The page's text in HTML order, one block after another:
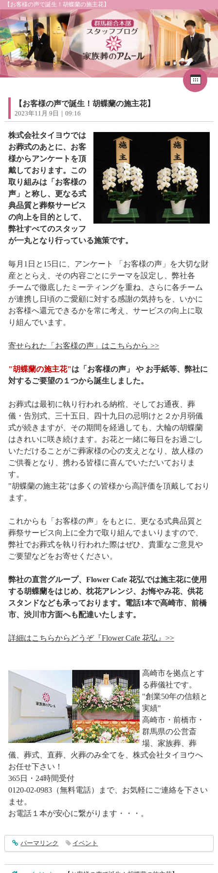
【お客様の声で誕生！胡蝶蘭の施主花】
1
3 4 5 6
9
10 11
16
17 18 19 20 21
22
23
24 25 26 27 28
29
30
31
【お客様の声で誕生！胡蝶蘭の施主花】
2023年11月 9日｜09:16
株式会社タイヨウでは
お葬式のあとに、お客
様からアンケートを頂
戴しております。この
取り組みは「お客様の
声」と称し、更なる式
典品質と葬祭サービス
の向上を目的として、
弊社すべてのスタッフ
が一丸となり行っている施策です。
毎月1日と15日に、アンケート 「お客様の声」を大切な財
産ととらえ、その内容ごとにテーマを設定し、弊社各
チームで徹底したミーティングを重ね、さらに各チーム
が連携し日頃のご愛顧に対する感謝の気持ちを、いかに
お客様へ還元できるかを常に考え、サービスの向上に取
り組んでいます。
寄せられた「お客様の声」はこちらから >>
"胡蝶蘭の施主花"は「お客様の声」 や お手紙等、弊社に
対するご要望の１つから誕生しました。
お葬式は最初に執り行われる納棺、そしてお通夜、葬
儀・告別式、三十五日、四十九日の忌明けと２か月弱儀
式が続きますが、その期間を経過しても、大輪の胡蝶蘭
はきれいに咲き続けます。お花と一緒に毎日をお過ごし
いただけることがご葬家様の心の支えとなり、故人様の
ご供養となり、携わる皆様に喜んでいただいておりま
す。
"胡蝶蘭の施主花"は多くの皆様から高評価を頂戴しており
ます。
これからも「お客様の声」をもとに、更なる式典品質と
葬祭サービス向上に全力で取り組んでまいりますので、
弊社でお葬式を執り行われた際はぜひ、貴重なご意見や
ご要望などをお寄せください。
弊社の直営グループ、Flower Cafe 花弘では施主花に使用
する胡蝶蘭をはじめ、枕花アレンジ、お悔やみ花、供花
スタンドなども承っております。電話1本で高崎市、前橋
市、渋川市方面へも配達いたします。
詳細はこちらからどうぞ『Flower Cafe 花弘』>>
高崎市を拠点とす
る葬儀社です。
"創業50年の信頼と
実績"
高崎市・前橋市・
群馬県の公営斎
場、家族葬、葬
儀、葬式、直葬、火葬のみ全てを、株式会社タイヨウへ
お任せ下さい！
365日・24時間受付
0120-02-0983（無料電話）まで、お気軽にご連絡を下さい
ませ。
お電話１本が安心に繋がります・・・。
entry4136
パーマリンク イベント